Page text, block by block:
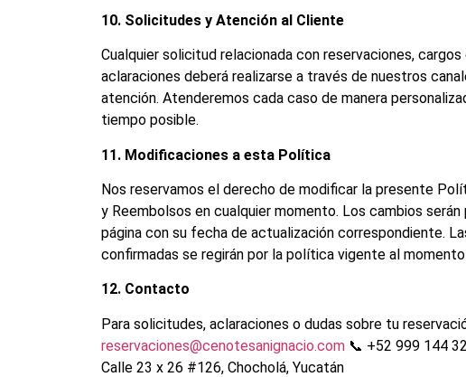
10. Solicitudes y Atención al Cliente
Cualquier solicitud relacionada con reservaciones,
aclaraciones deberá realizarse a través de nuestros
atención. Atenderemos cada caso de manera
tiempo posible.
11. Modificaciones a esta Política
Nos reservamos el derecho de modificar la presente
y Reembolsos en cualquier momento. Los cambios
página con su fecha de actualización correspondiente.
confirmadas se regirán por la política vigente al
12. Contacto
Para solicitudes, aclaraciones o dudas sobre tu
reservaciones@cenotesanignacio.com 📞 +52 999 144
Calle 23 x 26 #126, Chocholá, Yucatán